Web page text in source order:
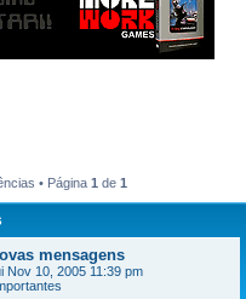
• Página 1 de 1
mensagens
Nov 10, 2005 11:39 pm